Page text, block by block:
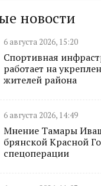
новости
6 августа 2026, 15:20
Спортивная
работает на
жителей района
6 августа 2026, 14:49
Мнение Тамары
брянской Красной
спецоперации